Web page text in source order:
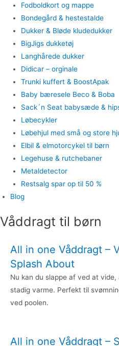
Fodboldkort og mappe
Bondegård & hestestalde
Dukker & Bløde kludedukker
BigJigs dukketøj
Langhårede dukker
Didicar – orginale
Trunki kuffert & BoostApak
Baby bæresele Beco & Boba
Sack´n Seat babysæde &
Løbecykler
Løbehjul med små og store
Elbil & elmotorcykel til børn
Legehuse & rutchebaner
Metaldetector
Restsalg spar op til 50 %
Blog
Våddragt til børn
All in one Våddragt –
Splash About
Nu kan du slappe af ved at
stadig varme. Perfekt til
ved poolen.
All in one Våddragt –